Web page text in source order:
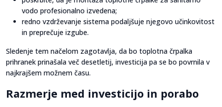
vodo profesionalno izvedena;
redno vzdrževanje sistema podaljšuje njegovo učinkovitost
in preprečuje izgube.
Sledenje tem načelom zagotavlja, da bo toplotna črpalka
prihranek prinašala več desetletij, investicija pa se bo povrnila v
najkrajšem možnem času.
Razmerje med investicijo in porabo